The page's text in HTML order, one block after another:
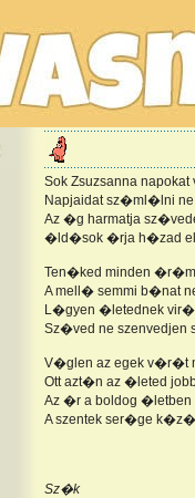
Sok Zsuzsanna
Napjaidat sz�ml�lni
Az �g harmatja
�ld�sok �rja h�zad
Ten�ked minden
A mell� semmi b�nat
L�gyen �letednek
Sz�ved ne szenvedjen
V�glen az egek v�r�t
Ott azt�n az �leted
Az �r a boldog �letben
A szentek ser�ge
Sz�k